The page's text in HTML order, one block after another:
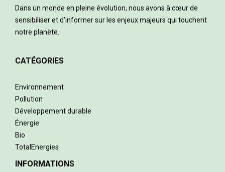
Dans un monde en pleine évolution, nous avons à cœur de
sensibiliser et d’informer sur les enjeux majeurs qui touchent
notre planète.
CATÉGORIES
Environnement
Pollution
Développement durable
Énergie
Bio
TotalEnergies
INFORMATIONS